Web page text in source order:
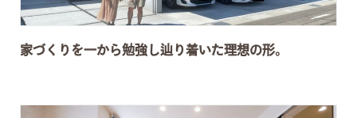
家づくりを一から勉強し辿り着いた理想の形。